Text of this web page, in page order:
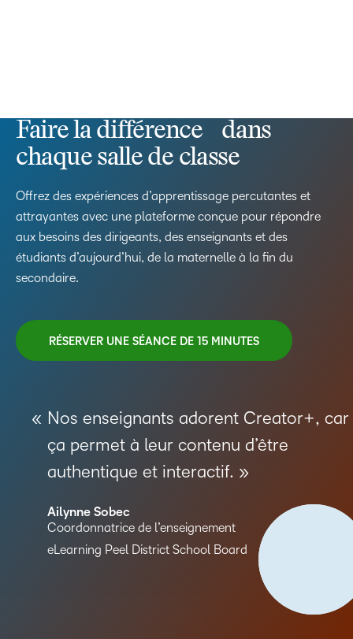
Faire la différence dans
chaque salle de classe
Offrez des expériences d’apprentissage percutantes et
attrayantes avec une plateforme conçue pour répondre
aux besoins des dirigeants, des enseignants et des
étudiants d’aujourd’hui, de la maternelle à la fin du
secondaire.
RÉSERVER UNE SÉANCE DE 15 MINUTES
Nos enseignants adorent Creator+, car
ça permet à leur contenu d’être
authentique et interactif.
Ailynne Sobec
Coordonnatrice de l’enseignement
eLearning Peel District School Board